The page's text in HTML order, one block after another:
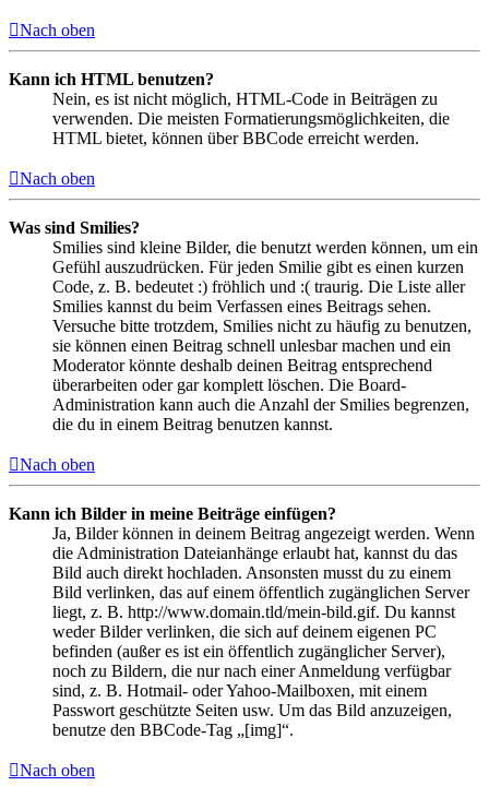
Nach oben
Kann ich HTML benutzen?
Nein, es ist nicht möglich, HTML-Code in Beiträgen zu
verwenden. Die meisten Formatierungsmöglichkeiten, die
HTML bietet, können über BBCode erreicht werden.
Nach oben
Was sind Smilies?
Smilies sind kleine Bilder, die benutzt werden können, um ein
Gefühl auszudrücken. Für jeden Smilie gibt es einen kurzen
Code, z. B. bedeutet :) fröhlich und :( traurig. Die Liste aller
Smilies kannst du beim Verfassen eines Beitrags sehen.
Versuche bitte trotzdem, Smilies nicht zu häufig zu benutzen,
sie können einen Beitrag schnell unlesbar machen und ein
Moderator könnte deshalb deinen Beitrag entsprechend
überarbeiten oder gar komplett löschen. Die Board-
Administration kann auch die Anzahl der Smilies begrenzen,
die du in einem Beitrag benutzen kannst.
Nach oben
Kann ich Bilder in meine Beiträge einfügen?
Ja, Bilder können in deinem Beitrag angezeigt werden. Wenn
die Administration Dateianhänge erlaubt hat, kannst du das
Bild auch direkt hochladen. Ansonsten musst du zu einem
Bild verlinken, das auf einem öffentlich zugänglichen Server
liegt, z. B. http://www.domain.tld/mein-bild.gif. Du kannst
weder Bilder verlinken, die sich auf deinem eigenen PC
befinden (außer es ist ein öffentlich zugänglicher Server),
noch zu Bildern, die nur nach einer Anmeldung verfügbar
sind, z. B. Hotmail- oder Yahoo-Mailboxen, mit einem
Passwort geschützte Seiten usw. Um das Bild anzuzeigen,
benutze den BBCode-Tag „[img]“.
Nach oben